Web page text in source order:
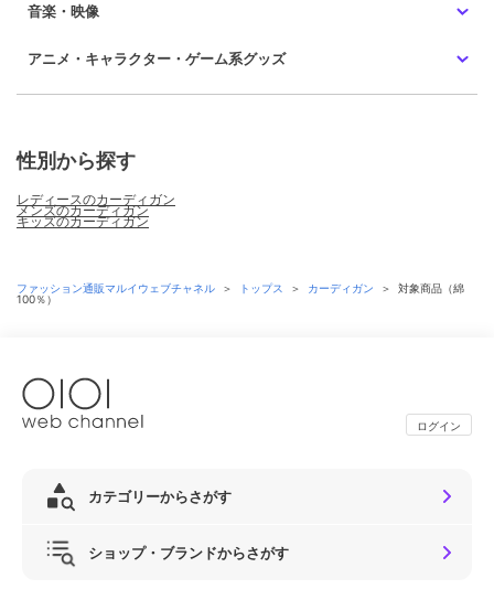
音楽・映像
アニメ・キャラクター・ゲーム系グッズ
性別から探す
レディースのカーディガン
メンズのカーディガン
キッズのカーディガン
ファッション通販マルイウェブチャネル ＞ トップス ＞ カーディガン ＞
対象商品（綿
100％）
ログイン
カテゴリーからさがす
ショップ・ブランドからさがす